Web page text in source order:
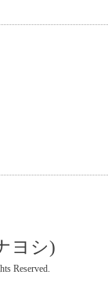
ヨシ)
Reserved.